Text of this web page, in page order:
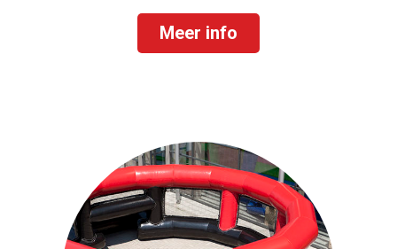
Meer info